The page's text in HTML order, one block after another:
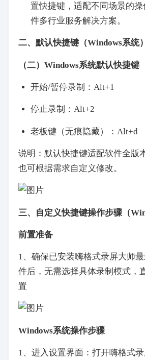
置快捷键，适配不同场景的
件多行业服务解决方案。
二、默认快捷键（Windows系统）
（二）Windows系统默认快捷键
开始/暂停录制：Alt+1
停止录制：Alt+2
老板键（无痕隐藏）：Alt+d
说明：默认快捷键适配软件全版
也可根据需求自定义修改。
三、自定义快捷键操作步骤（
前置准备
1、确保已安装嗨格式录屏大师
件后，无需选择具体录制模式，
置
Windows系统操作步骤
1、进入设置界面：打开嗨格式录